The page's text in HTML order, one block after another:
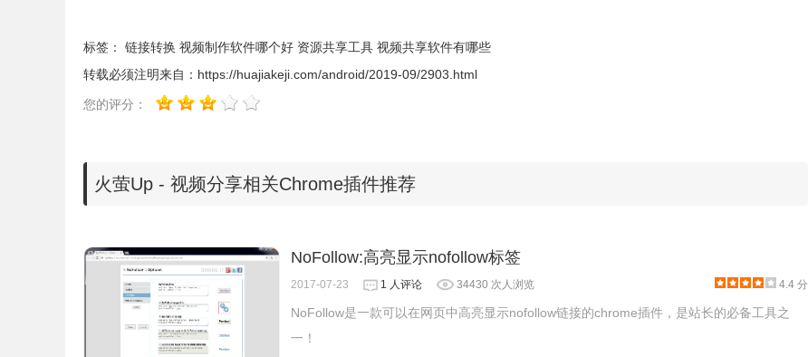
火萤Up软件功能
1.极简的收发视频方式
收到视频，全屏播放，跳出条条框框，发送拍摄的或相册中的视频，方便、快捷，随拍随发
标签： 链接转换 视频制作软件哪个好 资源共享工具 视频共享软件有哪些
转载必须注明来自： https://huajiakeji.com/android/2019-09/2903.html
您的评分：
火萤Up - 视频分享相关Chrome插件推荐
NoFollow:高亮显示nofollow标签
2017-07-23 1 人评论 34430 次人浏览 4.4 分
NoFollow是一款可以在网页中高亮显示nofollow链接的chrome插件，是站长的必备工具之
一！